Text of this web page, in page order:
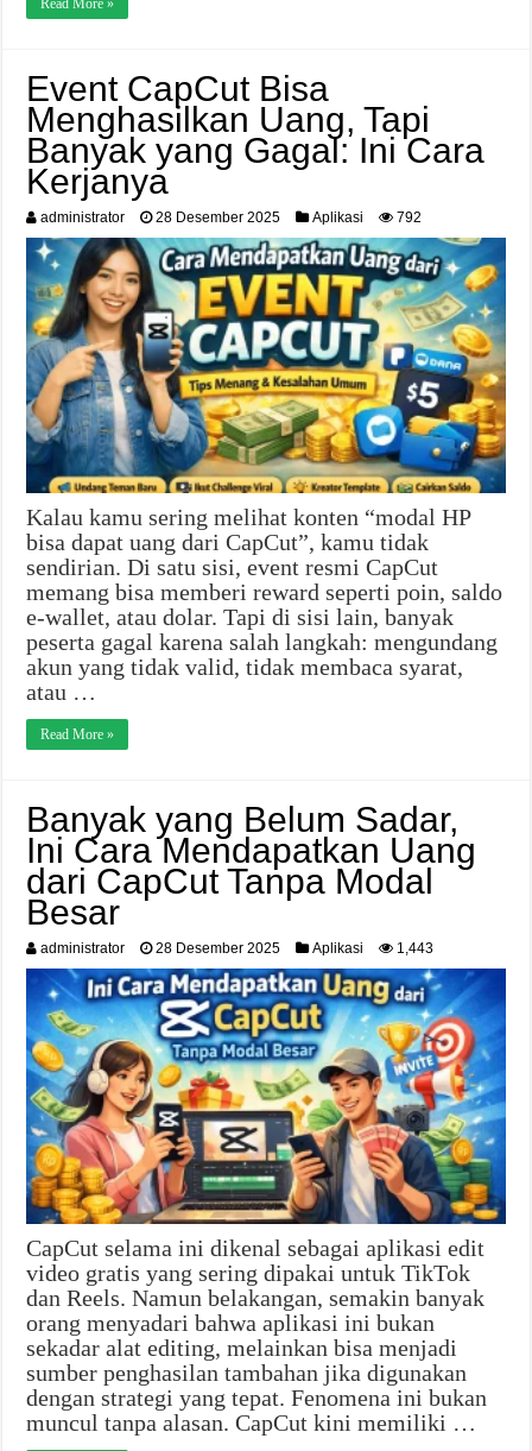
Read More »
Event CapCut Bisa
Menghasilkan Uang, Tapi
Banyak yang Gagal: Ini Cara
Kerjanya
administrator 28 Desember 2025 Aplikasi 792
Kalau kamu sering melihat konten “modal HP
bisa dapat uang dari CapCut”, kamu tidak
sendirian. Di satu sisi, event resmi CapCut
memang bisa memberi reward seperti poin, saldo
e-wallet, atau dolar. Tapi di sisi lain, banyak
peserta gagal karena salah langkah: mengundang
akun yang tidak valid, tidak membaca syarat,
atau …
Read More »
Banyak yang Belum Sadar,
Ini Cara Mendapatkan Uang
dari CapCut Tanpa Modal
Besar
administrator 28 Desember 2025 Aplikasi 1,443
CapCut selama ini dikenal sebagai aplikasi edit
video gratis yang sering dipakai untuk TikTok
dan Reels. Namun belakangan, semakin banyak
orang menyadari bahwa aplikasi ini bukan
sekadar alat editing, melainkan bisa menjadi
sumber penghasilan tambahan jika digunakan
dengan strategi yang tepat. Fenomena ini bukan
muncul tanpa alasan. CapCut kini memiliki …